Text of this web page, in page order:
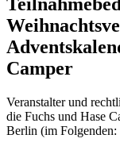
Camper
Veranstalter und
die Fuchs und Hase
Berlin (im Folgenden: